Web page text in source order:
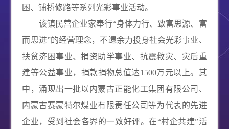
困、铺桥修路等系列光彩事业活动。
该镇民营企业家奉行“身体力行、致富思源、富
而思进”的经营理念，不遗余力投身社会光彩事业、
扶贫济困事业、捐资助学事业、抗震救灾、灾后重
建等公益事业，捐款捐物总值达1500万元以上。其
中，涌现出一批以内蒙古正能化工集团有限公司、
内蒙古赛蒙特尔煤业有限责任公司等为代表的先进
企业，受到社会各界的一致好评。在“村企共建”活